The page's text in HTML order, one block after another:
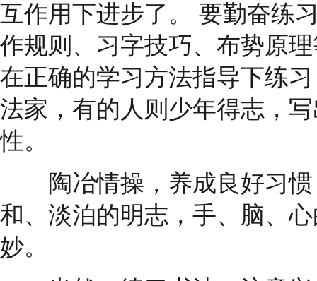
互作用下进步了。 要勤奋练
作规则、习字技巧、布势原
在正确的学习方法指导下练
法家，有的人则少年得志，
性。
陶冶情操，养成良好习惯
和、淡泊的明志，手、脑、
妙。